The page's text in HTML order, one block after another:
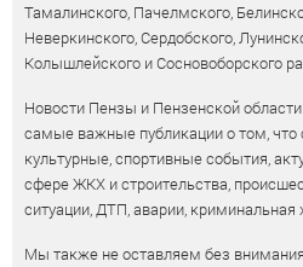
Тамалинского, Пачелмского,
Неверкинского, Сердобского,
Колышлейского и Сосновоборского
Новости Пензы и Пензенской
самые важные публикации о том, что
культурные, спортивные события,
сфере ЖКХ и строительства,
ситуации, ДТП, аварии, криминальная
Мы также не оставляем без